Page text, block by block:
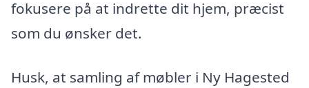
fokusere på at indrette dit hjem, præcist
som du ønsker det.
Husk, at samling af møbler i Ny Hagested